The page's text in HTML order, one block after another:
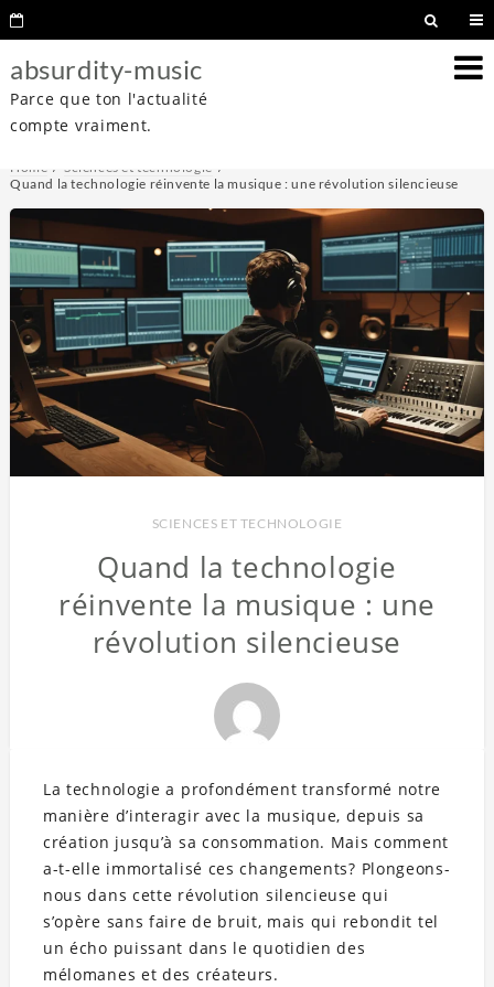
absurdity-music
Parce que ton l'actualité
compte vraiment.
Home
Sciences et technologie
Quand la technologie réinvente la musique : une révolution silencieuse
SCIENCES ET TECHNOLOGIE
Quand la technologie
réinvente la musique : une
révolution silencieuse
La technologie a profondément transformé notre
manière d’interagir avec la musique, depuis sa
création jusqu’à sa consommation. Mais comment
a-t-elle immortalisé ces changements? Plongeons-
nous dans cette révolution silencieuse qui
s’opère sans faire de bruit, mais qui rebondit tel
un écho puissant dans le quotidien des
mélomanes et des créateurs.